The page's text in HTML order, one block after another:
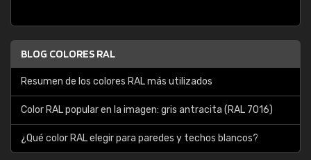
BLOG COLORES RAL
Resumen de los colores RAL más utilizados
Color RAL popular en la imagen: gris antracita (RAL 7016)
¿Qué color RAL elegir para paredes y techos blancos?